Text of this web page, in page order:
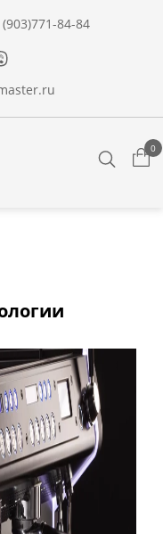
84-84
Viber
0